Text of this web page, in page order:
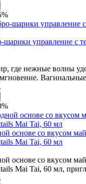
шарики управление с
где нежные волны
основе со вкусом
Mai Tai, 60 мл
основе со вкусом
Mai Tai, 60 мл,